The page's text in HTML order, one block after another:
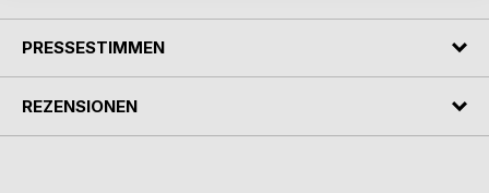
PRESSESTIMMEN
REZENSIONEN